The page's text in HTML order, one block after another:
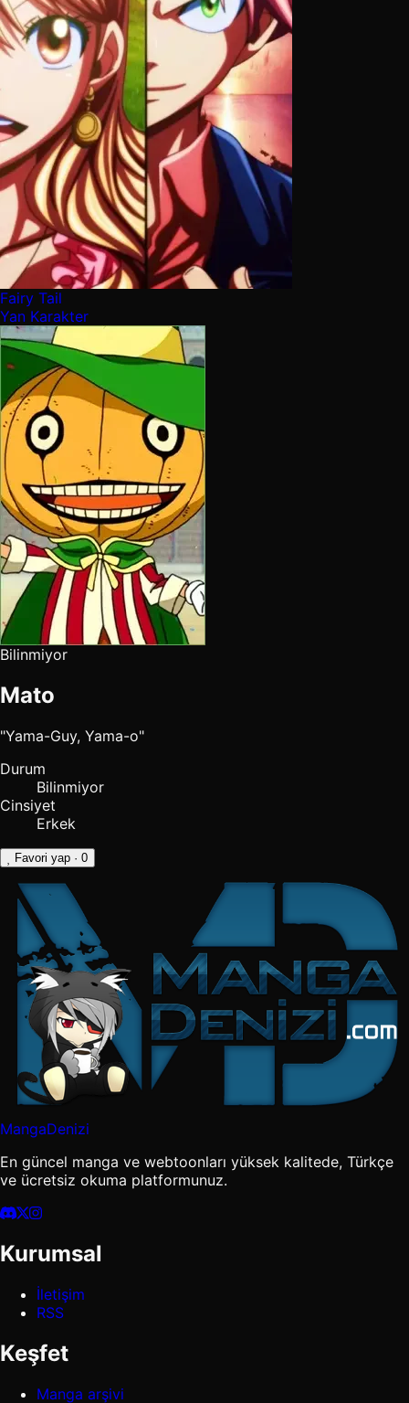
Fairy Tail
Yan Karakter
Bilinmiyor
Mato
"Yama-Guy, Yama-o"
Durum
Bilinmiyor
Cinsiyet
Erkek
Favori yap · 0
MangaDenizi
En güncel manga ve webtoonları yüksek kalitede, Türkçe
ve ücretsiz okuma platformunuz.
Kurumsal
İletişim
RSS
Keşfet
Manga arşivi